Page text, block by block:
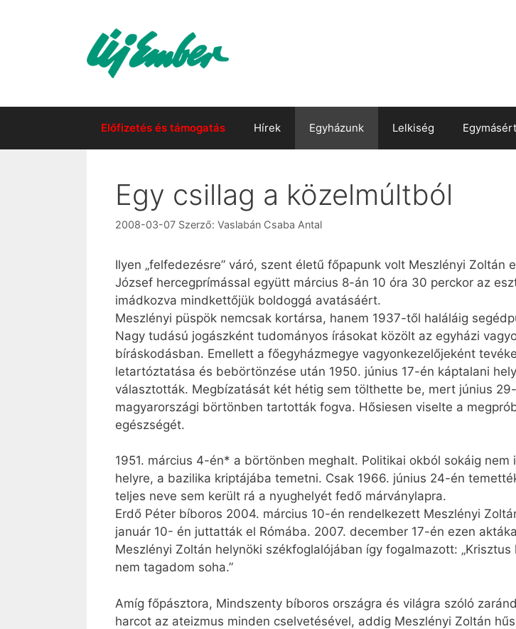
Előfizetés és támogatás Hírek Egyházunk Lelkiség Egymásért
Egy csillag a közelmúltból
2008-03-07 Szerző: Vaslabán Csaba Antal
Ilyen „felfedezésre” váró, szent életű főpapunk volt Meszlényi
József hercegprímással együtt március 8-án 10 óra 30 perckor az
imádkozva mindkettőjük boldoggá avatásáért.
Meszlényi püspök nemcsak kortársa, hanem 1937-től haláláig
Nagy tudású jogászként tudományos írásokat közölt az egyházi
bíráskodásban. Emellett a főegyházmegye vagyonkezelőjeként
letartóztatása és bebörtönzése után 1950. június 17-én káptalani
választották. Megbízatását két hétig sem tölthette be, mert június
magyarországi börtönben tartották fogva. Hősiesen viselte a
egészségét.
1951. március 4-én* a börtönben meghalt. Politikai okból sokáig
helyre, a bazilika kriptájába temetni. Csak 1966. június 24-én
teljes neve sem került rá a nyughelyét fedő márványlapra.
Erdő Péter bíboros 2004. március 10-én rendelkezett Meszlényi
január 10- én juttatták el Rómába. 2007. december 17-én ezen
Meszlényi Zoltán helynöki székfoglalójában így fogalmazott:
nem tagadom soha.”
Amíg főpásztora, Mindszenty bíboros országra és világra szóló
harcot az ateizmus minden cselvetésével, addig Meszlényi Zoltán